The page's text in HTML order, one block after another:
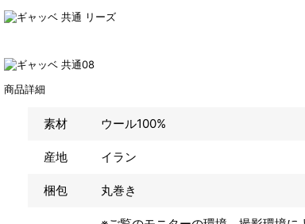
商品詳細
素材 ウール100%
産地 イラン
梱包 丸巻き